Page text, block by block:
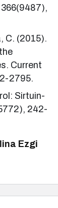
C. (2015).
Current
2795.
Sirtuin-
242-
Ezgi